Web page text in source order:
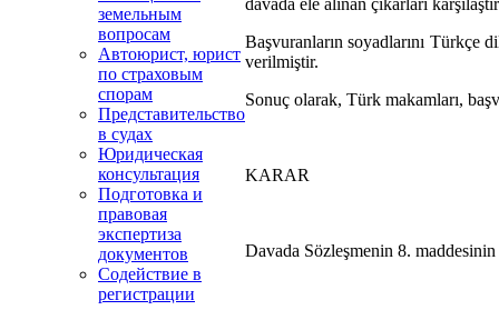
земельным
вопросам
Автоюрист, юрист
по страховым
спорам
Представительство
в судах
Юридическая
консультация
Подготовка и
правовая
экспертиза
документов
Содействие в
регистрации
Başvuranların soyadlarını Türkçe
verilmiştir.
Sonuç olarak, Türk makamları,
KARAR
Davada Sözleşmenin 8.